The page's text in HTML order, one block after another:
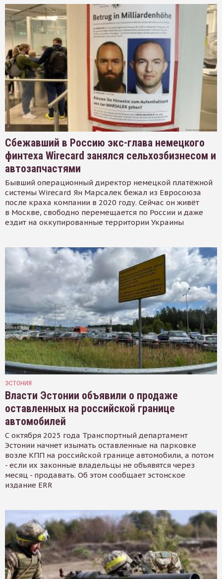
Сбежавший в Россию экс-глава немецкого
финтеха Wirecard занялся сельхозбизнесом и
автозапчастями
Бывший операционный директор немецкой платёжной
системы Wirecard Ян Марсалек бежал из Евросоюза
после краха компании в 2020 году. Сейчас он живёт
в Москве, свободно перемещается по России и даже
ездит на оккупированные территории Украины
ЭСТОНИЯ
Власти Эстонии объявили о продаже
оставленных на российской границе
автомобилей
С октября 2025 года Транспортный департамент
Эстонии начнет изымать оставленные на парковке
возле КПП на российской границе автомобили, а потом
- если их законные владельцы не объявятся через
месяц - продавать. Об этом сообщает эстонское
издание ERR